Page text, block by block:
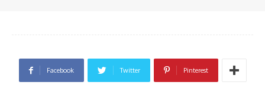
Facebook Twitter Pinterest